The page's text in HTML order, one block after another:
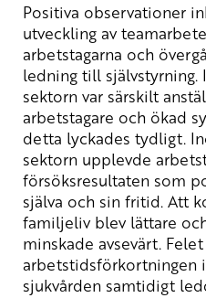
Positiva observationer
utveckling av
arbetstagarna och
ledning till
sektorn var särskilt
arbetstagare och ökad
detta lyckades tydligt.
sektorn upplevde
försöksresultaten som
själva och sin fritid. Att
familjeliv blev lättare
minskade avsevärt.
arbetstidsförkortningen
sjukvården samtidigt